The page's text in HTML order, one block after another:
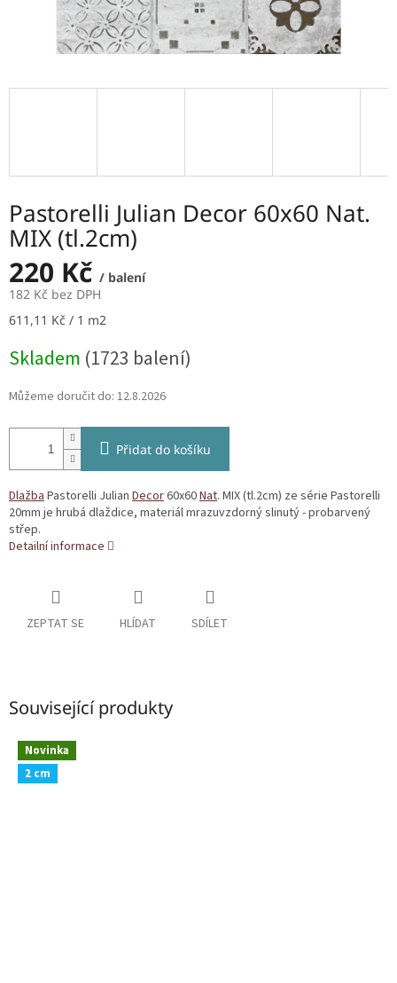
Pastorelli Julian Decor 60x60 Nat.
MIX (tl.2cm)
220 Kč / balení
182 Kč bez DPH
Měrná
611,11 Kč / 1 m2
Skladem (1723 balení)
Můžeme doručit do: 12.8.2026
Přidat do košíku
DlažbaPastorelli Julian Decor60x60Nat. MIX (tl.2cm) ze série Pastorelli
20mm je hrubá dlaždice, materiál mrazuvzdorný slinutý - probarvený
střep.
Detailní informace
ZEPTAT SE HLÍDAT SDÍLET
Související produkty
Novinka
2 cm